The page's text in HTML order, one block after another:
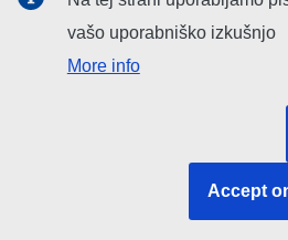
Iskanje podružbenih medijih EU
vašo uporabniško izkušnjo
More info
Accept